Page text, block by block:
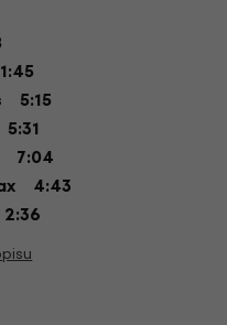
1:45
5:15
5:31
7:04
4:43
2:36